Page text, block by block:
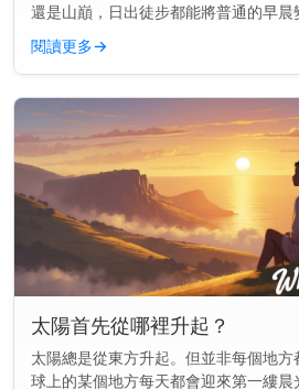
還是山巔，日出徒步都能將普通的早晨
快速見解： 美國最好的日出徒步結合了
等難度的步道—...
閱讀更多→
太陽首先從哪裡升起？
太陽總是從東方升起。但並非每個地
球上的某個地方每天都會迎來第一縷